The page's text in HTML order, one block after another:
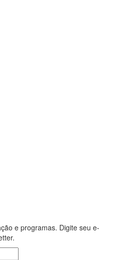
e programas. Digite seu e-